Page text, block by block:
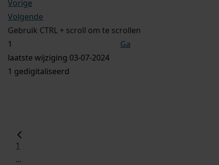
Vorige
Volgende
Gebruik CTRL + scroll om te scrollen
Ga
laatste wijziging 03-07-2024
1 gedigitaliseerd
1
...